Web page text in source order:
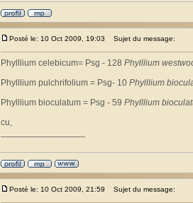
Posté le: 10 Oct 2009, 19:03 Sujet du message:
Phylllium celebicum= Psg - 128 Phylllium
Phylllium pulchrifolium = Psg- 10 Phylllium
Phylllium bioculatum = Psg - 59 Phylllium
cu,
Posté le: 10 Oct 2009, 21:59 Sujet du message: